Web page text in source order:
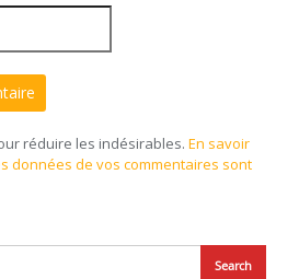
réduire les indésirables. En savoir
données de vos commentaires sont